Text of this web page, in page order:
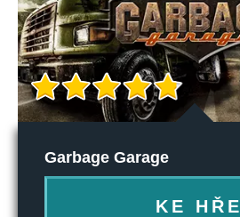
Garbage Garage
KE HŘE